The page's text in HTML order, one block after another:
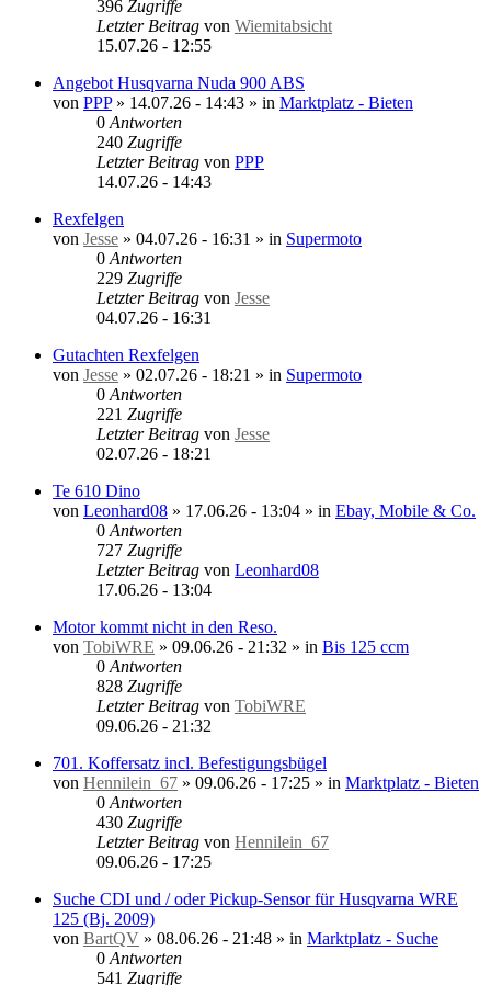
396 Zugriffe
Letzter Beitrag von Wiemitabsicht
15.07.26 - 12:55
Angebot Husqvarna Nuda 900 ABS
von PPP» 14.07.26 - 14:43 » in Marktplatz - Bieten
0 Antworten
240 Zugriffe
Letzter Beitrag von PPP
14.07.26 - 14:43
Rexfelgen
von Jesse » 04.07.26 - 16:31 » in Supermoto
0 Antworten
229 Zugriffe
Letzter Beitrag von Jesse
04.07.26 - 16:31
Gutachten Rexfelgen
von Jesse » 02.07.26 - 18:21 » in Supermoto
0 Antworten
221 Zugriffe
Letzter Beitrag von Jesse
02.07.26 - 18:21
Te 610 Dino
von Leonhard08 » 17.06.26 - 13:04 » in Ebay, Mobile & Co.
0 Antworten
727 Zugriffe
Letzter Beitrag von Leonhard08
17.06.26 - 13:04
Motor kommt nicht in den Reso.
von TobiWRE » 09.06.26 - 21:32 » in Bis 125 ccm
0 Antworten
828 Zugriffe
Letzter Beitrag von TobiWRE
09.06.26 - 21:32
701. Koffersatz incl. Befestigungsbügel
von Hennilein_67 » 09.06.26 - 17:25 » in Marktplatz - Bieten
0 Antworten
430 Zugriffe
Letzter Beitrag von Hennilein_67
09.06.26 - 17:25
Suche CDI und / oder Pickup-Sensor für Husqvarna WRE
125 (Bj. 2009)
von BartQV » 08.06.26 - 21:48 » in Marktplatz - Suche
0 Antworten
541 Zugriffe